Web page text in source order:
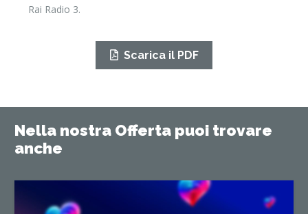
Rai Radio 3.
Scarica il PDF
Nella nostra Offerta puoi trovare
anche